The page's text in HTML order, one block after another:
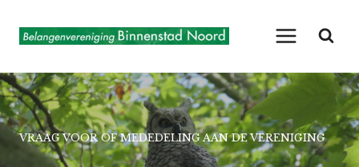
naar
VRAAG VOOR OF MEDEDELING AAN DE VERENIGING